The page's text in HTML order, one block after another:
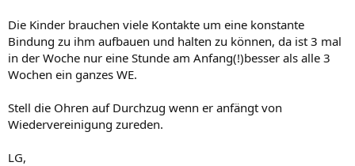
Die Kinder brauchen viele Kontakte um eine konstante
Bindung zu ihm aufbauen und halten zu können, da ist 3 mal
in der Woche nur eine Stunde am Anfang(!)besser als alle 3
Wochen ein ganzes WE.
Stell die Ohren auf Durchzug wenn er anfängt von
Wiedervereinigung zureden.
LG,